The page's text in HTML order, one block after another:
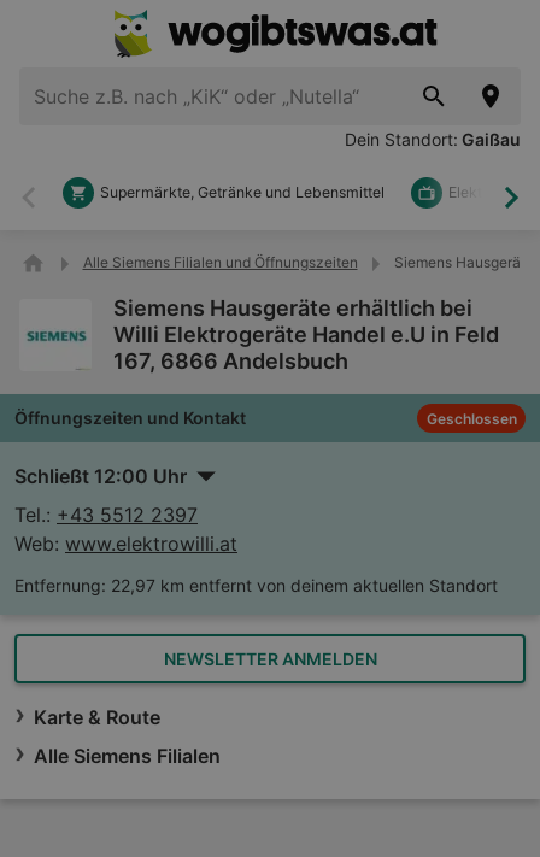
Dein Standort: Gaißau
Zurück
Supermärkte, Getränke und Lebensmittel Elektronik
Alle Siemens Filialen und Öffnungszeiten Siemens
Siemens Hausgeräte erhältlich bei
Willi Elektrogeräte Handel e.U in Feld
167, 6866 Andelsbuch
Öffnungszeiten und Kontakt Geschlossen
Schließt 12:00 Uhr
Tel.: +43 5512 2397
Web: www.elektrowilli.at
Entfernung: 22,97 km entfernt von deinem aktuellen Standort
NEWSLETTER ANMELDEN
Karte & Route
Alle Siemens Filialen